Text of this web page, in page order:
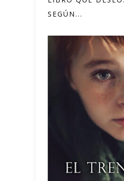
SEGÚN...